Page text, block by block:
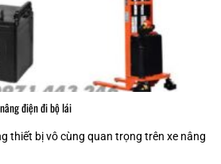
điện đi bộ lái
thiết bị vô cùng quan trọng trên xe nâng